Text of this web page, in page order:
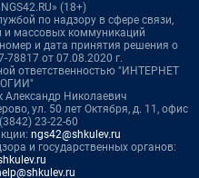
(18+)
по надзору в сфере связи,
и массовых коммуникаций
и дата принятия решения о
от 07.08.2020 г.
ответственностью "ИНТЕРНЕТ
Александр Николаевич
ул. 50 лет Октября, д. 11, офис
23-22-60
ngs42@shkulev.ru
и государственных органов: